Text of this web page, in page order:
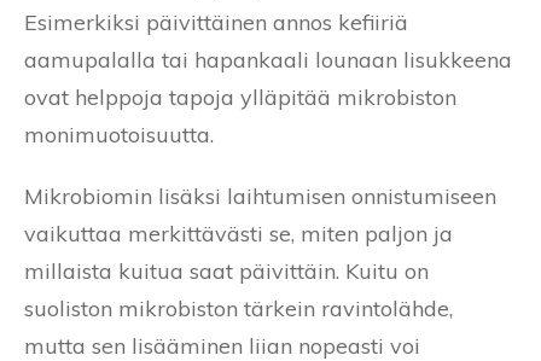
Esimerkiksi päivittäinen annos kefiiriä
aamupalalla tai hapankaali lounaan lisukkeena
ovat helppoja tapoja ylläpitää mikrobiston
monimuotoisuutta.
Mikrobiomin lisäksi laihtumisen onnistumiseen
vaikuttaa merkittävästi se, miten paljon ja
millaista kuitua saat päivittäin. Kuitu on
suoliston mikrobiston tärkein ravintolähde,
mutta sen lisääminen liian nopeasti voi